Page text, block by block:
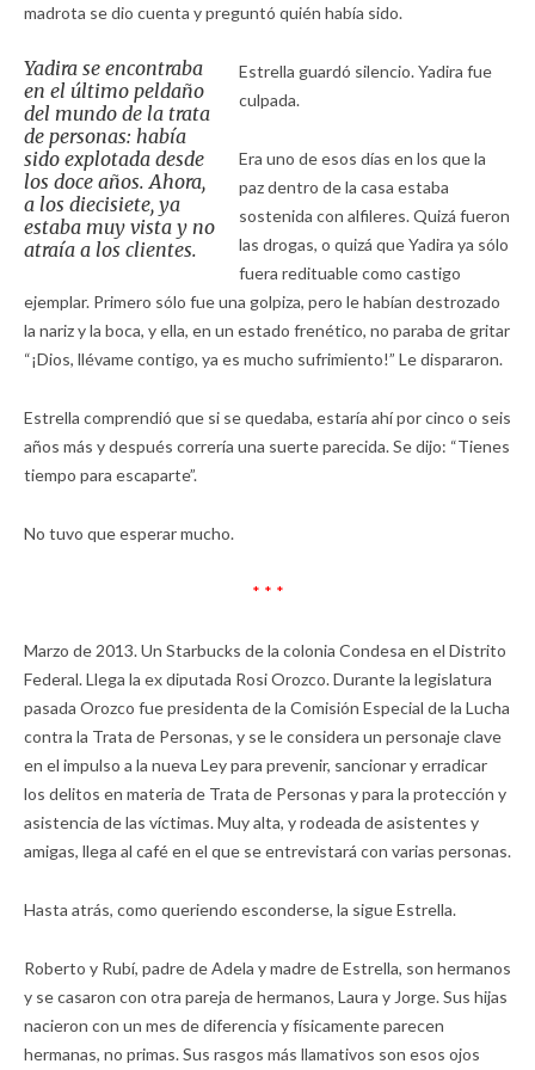
madrota se dio cuenta y preguntó quién había sido.
Yadira se encontraba
en el último peldaño
del mundo de la trata
de personas: había
sido explotada desde
los doce años. Ahora,
a los diecisiete, ya
estaba muy vista y no
atraía a los clientes.
Estrella guardó silencio. Yadira fue
culpada.
Era uno de esos días en los que la
paz dentro de la casa estaba
sostenida con alfileres. Quizá fueron
las drogas, o quizá que Yadira ya sólo
fuera redituable como castigo
ejemplar. Primero sólo fue una golpiza, pero le habían destrozado
la nariz y la boca, y ella, en un estado frenético, no paraba de gritar
“¡Dios, llévame contigo, ya es mucho sufrimiento!” Le dispararon.
Estrella comprendió que si se quedaba, estaría ahí por cinco o seis
años más y después correría una suerte parecida. Se dijo: “Tienes
tiempo para escaparte”.
No tuvo que esperar mucho.
* * *
Marzo de 2013. Un Starbucks de la colonia Condesa en el Distrito
Federal. Llega la ex diputada Rosi Orozco. Durante la legislatura
pasada Orozco fue presidenta de la Comisión Especial de la Lucha
contra la Trata de Personas, y se le considera un personaje clave
en el impulso a la nueva Ley para prevenir, sancionar y erradicar
los delitos en materia de Trata de Personas y para la protección y
asistencia de las víctimas. Muy alta, y rodeada de asistentes y
amigas, llega al café en el que se entrevistará con varias personas.
Hasta atrás, como queriendo esconderse, la sigue Estrella.
Roberto y Rubí, padre de Adela y madre de Estrella, son hermanos
y se casaron con otra pareja de hermanos, Laura y Jorge. Sus hijas
nacieron con un mes de diferencia y físicamente parecen
hermanas, no primas. Sus rasgos más llamativos son esos ojos